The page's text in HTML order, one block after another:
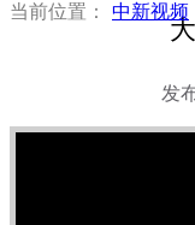
当前位置： 中新视频
发